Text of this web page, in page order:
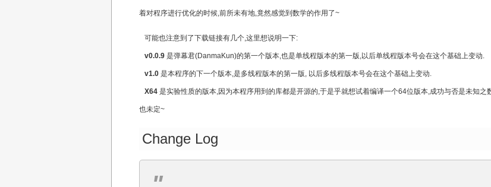
着对程序进行优化的时候,前所未有地,竟然感觉到数学的作用了~
可能也注意到了下载链接有几个,这里想说明一下:
v0.0.9 是弹幕君(DanmaKun)的第一个版本,也是单线程版本的第一版,以后单线程版本号会在这个基础上变动.
v1.0 是本程序的下一个版本,是多线程版本的第一版, 以后多线程版本号会在这个基础上变动.
X64 是实验性质的版本,因为本程序用到的库都是开源的,于是乎就想试着编译一个64位版本,成功与否是未知之
也未定~
Change Log